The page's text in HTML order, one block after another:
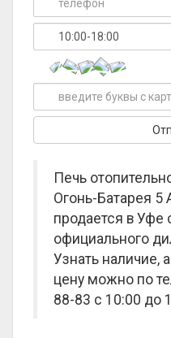
Печь
Огонь-Батарея 5
продается в Уфе
официального
Узнать наличие,
цену можно по
88-83 с 10:00 до